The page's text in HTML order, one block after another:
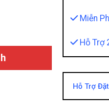
Miễn
Hỗ Trợ
Hỗ Trợ